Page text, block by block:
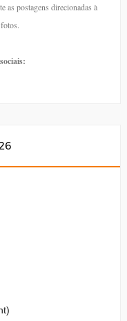
as postagens direcionadas à